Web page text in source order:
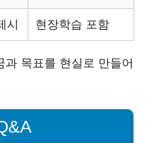
시 현장학습 포함
목표를 현실로 만들어